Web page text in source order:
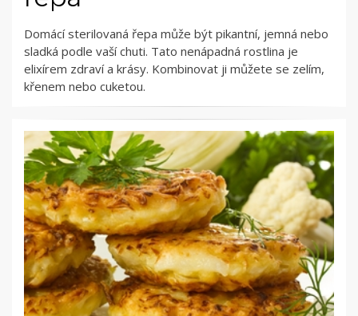
Domácí sterilovaná řepa může být pikantní, jemná nebo
sladká podle vaší chuti. Tato nenápadná rostlina je
elixírem zdraví a krásy. Kombinovat ji můžete se zelím,
křenem nebo cuketou.